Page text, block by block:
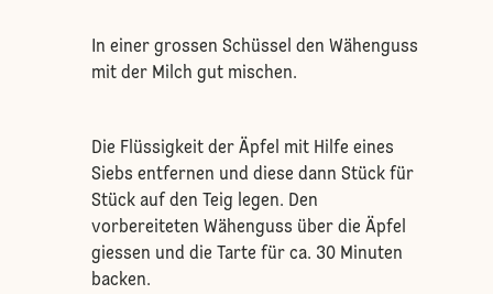
In einer grossen Schüssel den Wähenguss
mit der Milch gut mischen.
Die Flüssigkeit der Äpfel mit Hilfe eines
Siebs entfernen und diese dann Stück für
Stück auf den Teig legen. Den
vorbereiteten Wähenguss über die Äpfel
giessen und die Tarte für ca. 30 Minuten
backen.